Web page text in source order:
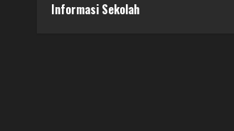
Informasi Sekolah